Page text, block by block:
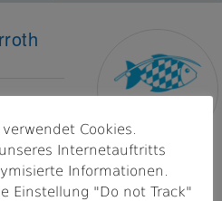
Cookies.
Internetauftritts
Informationen.
Einstellung "Do not Track"